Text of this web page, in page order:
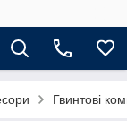
Гвинтові